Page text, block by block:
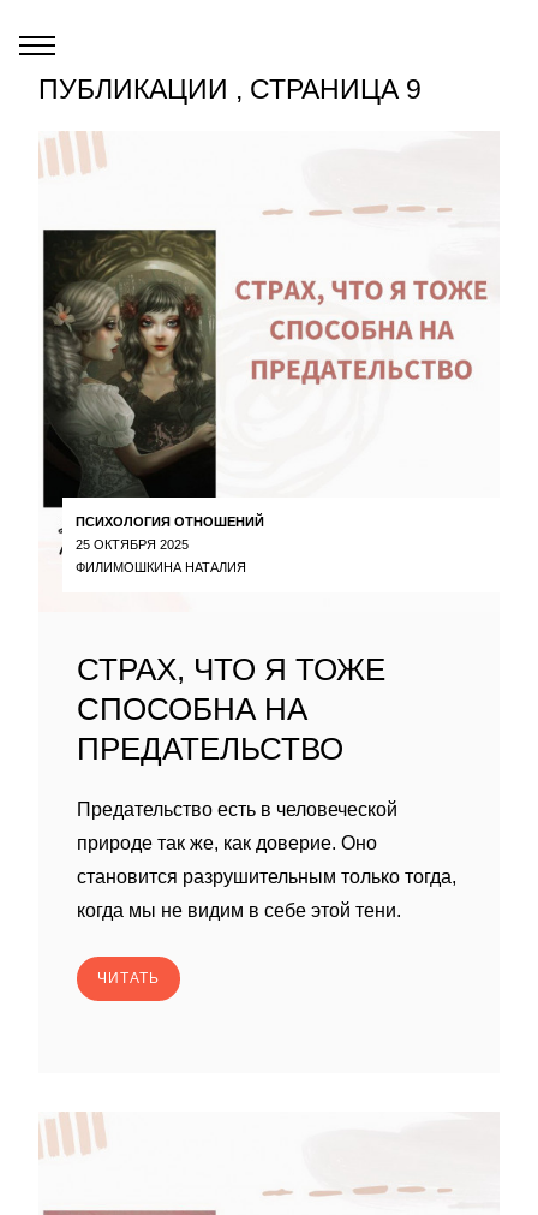
ПУБЛИКАЦИИ , СТРАНИЦА 9
ПСИХОЛОГИЯ ОТНОШЕНИЙ
25 ОКТЯБРЯ 2025
ФИЛИМОШКИНА НАТАЛИЯ
СТРАХ, ЧТО Я ТОЖЕ
СПОСОБНА НА
ПРЕДАТЕЛЬСТВО
Предательство есть в человеческой
природе так же, как доверие. Оно
становится разрушительным только тогда,
когда мы не видим в себе этой тени.
ЧИТАТЬ